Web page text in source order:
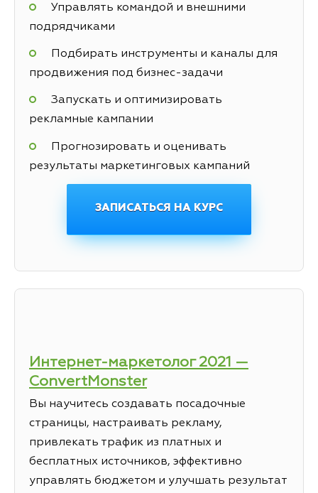
Управлять командой и внешними
подрядчиками
Подбирать инструменты и каналы для
продвижения под бизнес-задачи
Запускать и оптимизировать
рекламные кампании
Прогнозировать и оценивать
результаты маркетинговых кампаний
ЗАПИСАТЬСЯ НА КУРС
Интернет-маркетолог 2021 —
ConvertMonster
Вы научитесь создавать посадочные
страницы, настраивать рекламу,
привлекать трафик из платных и
бесплатных источников, эффективно
управлять бюджетом и улучшать результат